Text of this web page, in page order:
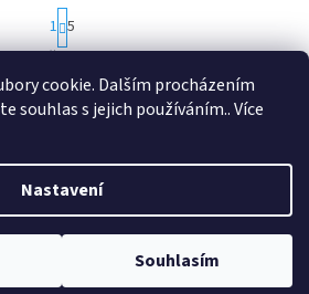
cookie. Dalším procházením
souhlas s jejich používáním.. Více
Nastavení
Souhlasím
v
l
a
c
í
p
S
t
r
n
k
á
n
1 5
54položek celkem
NAHORU
Vytvořil Shoptet
. Všechna práva vyhrazena.